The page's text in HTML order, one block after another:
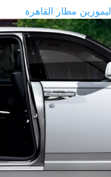
ليموزين مطار القاهرة